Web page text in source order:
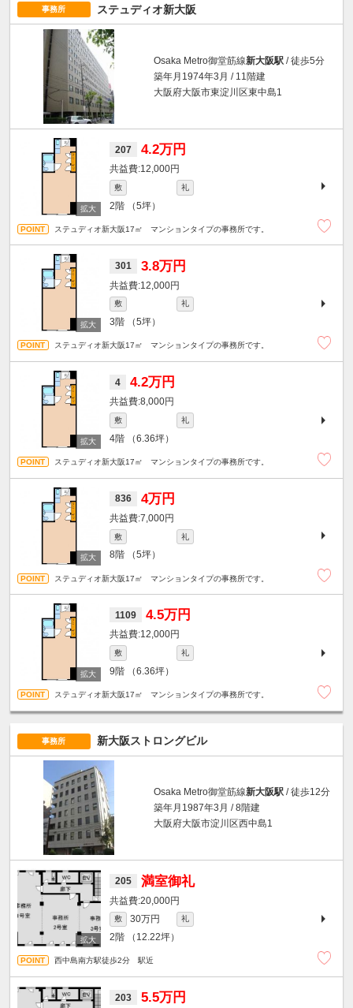
事務所 ステュディオ新大阪
Osaka Metro御堂筋線新大阪駅 / 徒歩5分
築年月1974年3月 / 11階建
大阪府大阪市東淀川区東中島1
207 4.2万円
12,000円
敷 礼
2階 （5坪）
ステュディオ新大阪17㎡ マンションタイプの事務所です。
301 3.8万円
12,000円
敷 礼
3階 （5坪）
ステュディオ新大阪17㎡ マンションタイプの事務所です。
4 4.2万円
8,000円
敷 礼
4階 （6.36坪）
ステュディオ新大阪17㎡ マンションタイプの事務所です。
836 4万円
7,000円
敷 礼
8階 （5坪）
ステュディオ新大阪17㎡ マンションタイプの事務所です。
1109 4.5万円
12,000円
敷 礼
9階 （6.36坪）
ステュディオ新大阪17㎡ マンションタイプの事務所です。
事務所 新大阪ストロングビル
Osaka Metro御堂筋線新大阪駅 / 徒歩12分
築年月1987年3月 / 8階建
大阪府大阪市淀川区西中島1
205 満室御礼
20,000円
敷 30万円 礼
2階 （12.22坪）
西中島南方駅徒歩2分 駅近
203 5.5万円